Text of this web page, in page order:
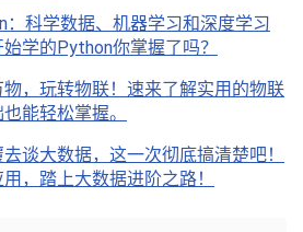
：科学数据、机器学习和深度学习
学的Python你掌握了吗？
物，玩转物联！速来了解实用的物联
能轻松掌握。
谈大数据，这一次彻底搞清楚吧！
，踏上大数据进阶之路！